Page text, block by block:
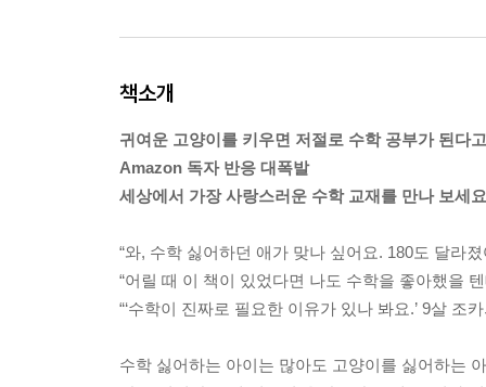
책소개
귀여운 고양이를 키우면 저절로 수학 공부가 된다
Amazon 독자 반응 대폭발
세상에서 가장 사랑스러운 수학 교재를 만나 보세
“와, 수학 싫어하던 애가 맞나 싶어요. 180도 달라졌
“어릴 때 이 책이 있었다면 나도 수학을 좋아했을
“‘수학이 진짜로 필요한 이유가 있나 봐요.’ 9살 조
수학 싫어하는 아이는 많아도 고양이를 싫어하는